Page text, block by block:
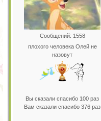
Сообщений: 1558
плохого человека Олей не
назовут
Вы сказали спасибо 100 раз
Вам сказали спасибо 376 раз